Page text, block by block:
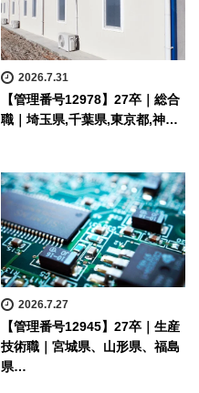
2026.7.31
【管理番号12978】27卒｜総合
職｜埼玉県,千葉県,東京都,神…
2026.7.27
【管理番号12945】27卒｜生産
技術職｜宮城県、山形県、福島
県…